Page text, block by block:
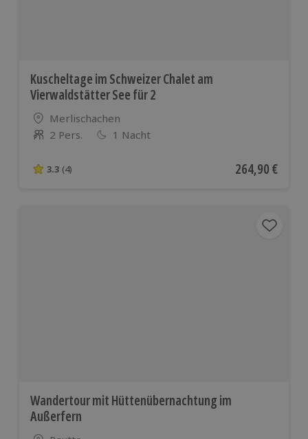
Kuscheltage im Schweizer Chalet am
Vierwaldstätter See für 2
Standort
Merlischachen
Anzahl der Teilnehmer
2 Pers. 1 Nacht
3.3 von 5 Sternen basierend auf 4 Bewertungen
3.3 (4) Aktueller Preis
264,90 €
Wandertour mit Hüttenübernachtung im
Außerfern